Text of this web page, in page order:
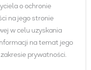
o ochronie
na jego stronie
w celu uzyskania
na temat jego
prywatności.